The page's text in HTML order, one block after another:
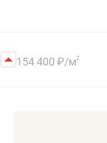
154 400 ₽/м2